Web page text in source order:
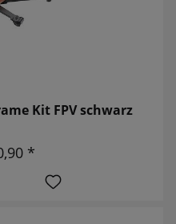
Kit FPV schwarz
*